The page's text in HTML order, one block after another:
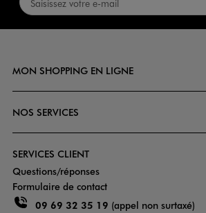
MON SHOPPING EN LIGNE
NOS SERVICES
SERVICES CLIENT
Questions/réponses
Formulaire de contact
09 69 32 35 19 (appel non surtaxé)